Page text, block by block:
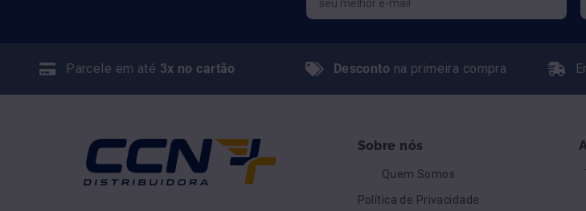
Parcele em até 3x no cartão Desconto na primeira compra
Sobre nós
Quem Somos
Política de Privacidade